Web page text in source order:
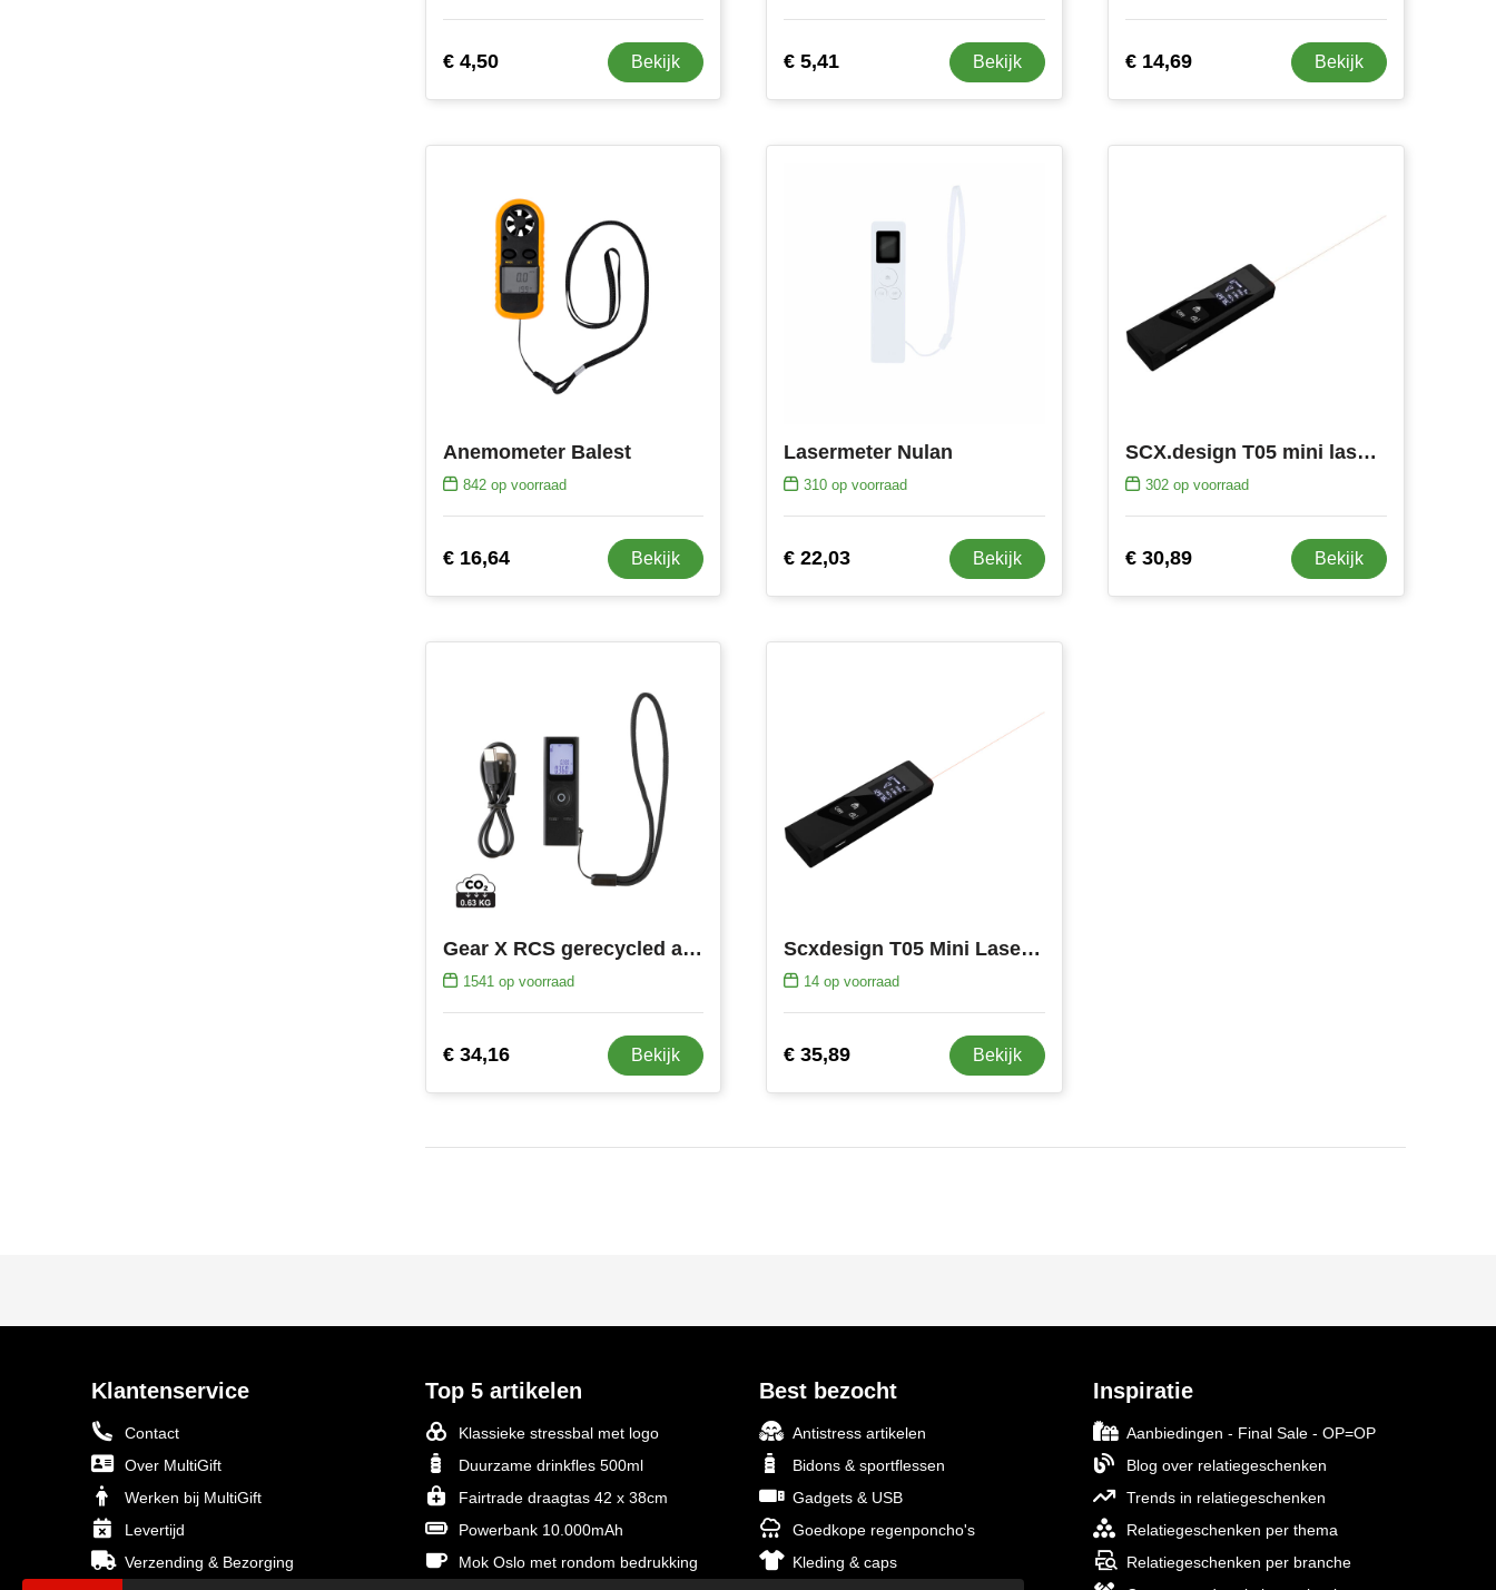
€ 4,50 Bekijk € 5,41 Bekijk € 14,69 Bekijk
Anemometer Balest
842op voorraad
€ 16,64 Bekijk
Lasermeter Nulan
310 op voorraad
€ 22,03 Bekijk
SCX.design T05 mini lasertelemeter
302 op voorraad
€ 30,89 Bekijk
Gear X RCS gerecycled aluminium 30 meter laserafstandsmeter
1541 op voorraad
€ 34,16 Bekijk
Scxdesign T05 Mini Lasertelemeter
14 op voorraad
€ 35,89 Bekijk
Klantenservice
Contact
Over MultiGift
Werken bij MultiGift
Levertijd
Verzending & Bezorging
Top 5 artikelen
Klassieke stressbal met logo
Duurzame drinkfles 500ml
Fairtrade draagtas 42 x 38cm
Powerbank 10.000mAh
Mok Oslo met rondom bedrukking
Best bezocht
Antistress artikelen
Bidons & sportflessen
Gadgets & USB
Goedkope regenponcho's
Kleding & caps
Inspiratie
Aanbiedingen - Final Sale - OP=OP
Blog over relatiegeschenken
Trends in relatiegeschenken
Relatiegeschenken per thema
Relatiegeschenken per branche